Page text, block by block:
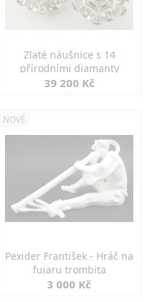
Zlaté náušnice s 14
přírodními diamanty
39 200 Kč
NOVÉ
Pexider František - Hráč na
fujaru trombita
3 000 Kč